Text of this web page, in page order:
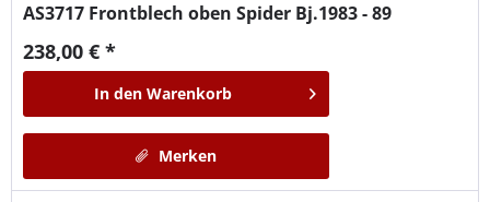
AS3717 Frontblech oben Spider Bj.1983 - 89
238,00 € *
In den Warenkorb
Merken